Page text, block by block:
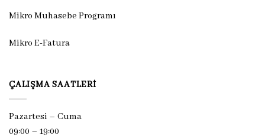
Mikro Muhasebe Programı
Mikro E-Fatura
ÇALIŞMA SAATLERI
Pazartesi – Cuma
09:00 – 19:00